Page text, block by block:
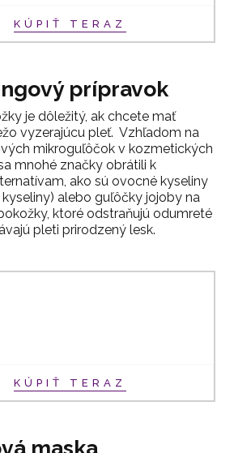
KÚPIŤ TERAZ
prípravok
je dôležitý, ak chcete mať
vyzerajúcu pleť. Vzhľadom na
mikroguľôčok v kozmetických
mnohé značky obrátili k
ako sú ovocné kyseliny
alebo guľôčky jojoby na
ktoré odstraňujú odumreté
pleti prirodzený lesk.
KÚPIŤ TERAZ
maska